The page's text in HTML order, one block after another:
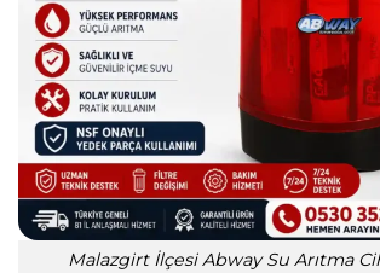
Malazgirt İlçesi Abway Su Arıtma